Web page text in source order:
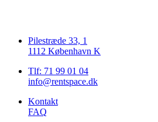
Pilestræde 33, 1
1112 København K
Tlf: 71 99 01 04
info@rentspace.dk
Kontakt
FAQ